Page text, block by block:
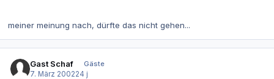
meiner meinung nach, dürfte das nicht gehen...
Gast Schaf
Gäste
7. März 200224 j